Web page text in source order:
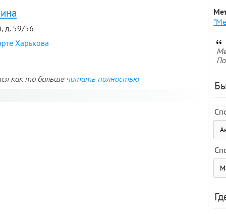
д. 59/56
Харькова
как то больше читать полностью